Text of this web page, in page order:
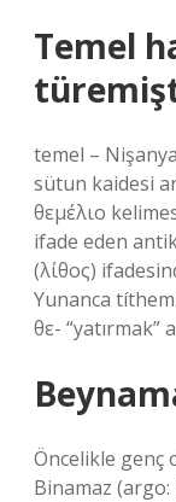
Temel
temel –
sütun kaidesi
θεμέλιο
ifade eden
(λίθος)
Yunanca
θε- “yatırmak”
Öncelikle genç
Binamaz (argo: